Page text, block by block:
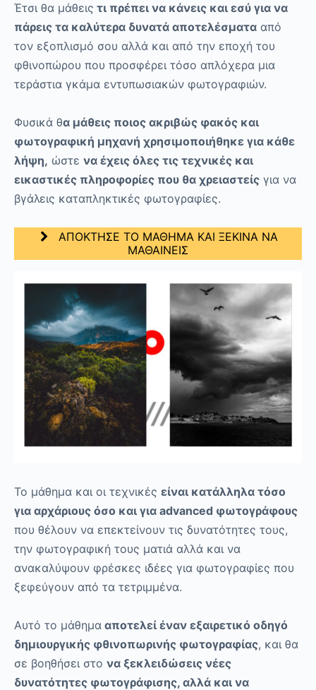
Έτσι θα μάθεις τι πρέπει να κάνεις και εσύ για να
πάρεις τα καλύτερα δυνατά αποτελέσματα από
τον εξοπλισμό σου αλλά και από την εποχή του
φθινοπώρου που προσφέρει τόσο απλόχερα μια
τεράστια γκάμα εντυπωσιακών φωτογραφιών.
Φυσικά θα μάθεις ποιος ακριβώς φακός και
φωτογραφική μηχανή χρησιμοποιήθηκε για κάθε
λήψη, ώστε να έχεις όλες τις τεχνικές και
εικαστικές πληροφορίες που θα χρειαστείς για να
βγάλεις καταπληκτικές φωτογραφίες.
ΑΠΟΚΤΗΣΕ ΤΟ ΜΑΘΗΜΑ ΚΑΙ ΞΕΚΙΝΑ ΝΑ
ΜΑΘΑΙΝΕΙΣ
Το μάθημα και οι τεχνικές είναι κατάλληλα τόσο
για αρχάριους όσο και για advanced φωτογράφους
που θέλουν να επεκτείνουν τις δυνατότητες τους,
την φωτογραφική τους ματιά αλλά και να
ανακαλύψουν φρέσκες ιδέες για φωτογραφίες που
ξεφεύγουν από τα τετριμμένα.
Αυτό το μάθημα αποτελεί έναν εξαιρετικό οδηγό
δημιουργικής φθινοπωρινής φωτογραφίας, και θα
σε βοηθήσει στο να ξεκλειδώσεις νέες
δυνατότητες φωτογράφισης, αλλά και να